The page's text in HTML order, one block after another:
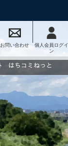
お問い合わせ
個人会員ログイ
ン
はちコミねっと